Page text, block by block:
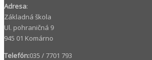
Adresa:
Základná škola
Ul. pohraničná 9
945 01 Komárno
Telefón:035 / 7701 793